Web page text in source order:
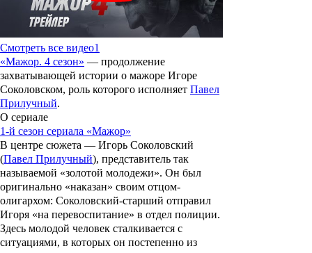
Смотреть все видео1
«Мажор. 4 сезон» — продолжение
захватывающей истории о мажоре Игоре
Соколовском, роль которого исполняет Павел
Прилучный.
О сериале
1-й сезон сериала «Мажор»
В центре сюжета — Игорь Соколовский
(Павел Прилучный), представитель так
называемой «золотой молодежи». Он был
оригинально «наказан» своим отцом-
олигархом: Соколовский-старший отправил
Игоря «на перевоспитание» в отдел полиции.
Здесь молодой человек сталкивается с
ситуациями, в которых он постепенно из